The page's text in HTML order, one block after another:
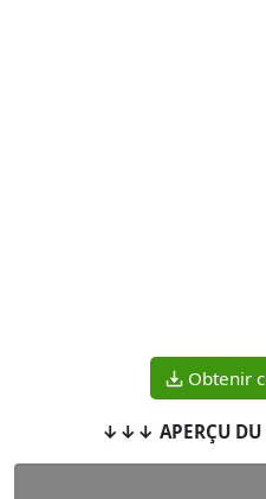
Obtenir
↓↓↓ APERÇU